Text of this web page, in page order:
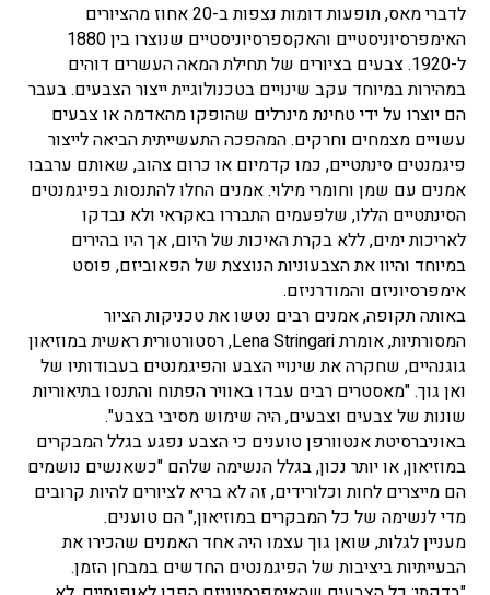
לדברי מאס, תופעות דומות נצפות ב-20 אחוז מהציורים
האימפרסיוניסטיים והאקספרסיוניסטיים שנוצרו בין 1880
ל-1920. צבעים בציורים של תחילת המאה העשרים דוהים
במהירות במיוחד עקב שינויים בטכנולוגיית ייצור הצבעים. בעבר
הם יוצרו על ידי טחינת מינרלים שהופקו מהאדמה או צבעים
עשויים מצמחים וחרקים. המהפכה התעשייתית הביאה לייצור
פיגמנטים סינתטיים, כמו קדמיום או כרום צהוב, שאותם ערבבו
אמנים עם שמן וחומרי מילוי. אמנים החלו להתנסות בפיגמנטים
הסינתטיים הללו, שלפעמים התבררו באקראי ולא נבדקו
לאריכות ימים, ללא בקרת האיכות של היום, אך היו בהירים
במיוחד והיוו את הצבעוניות הנוצצת של הפאוביזם, פוסט
אימפרסיוניזם והמודרניזם.
באותה תקופה, אמנים רבים נטשו את טכניקות הציור
המסורתיות, אומרת Lena Stringari, רסטורטורית ראשית במוזיאון
גוגנהיים, שחקרה את שינויי הצבע והפיגמנטים בעבודותיו של
ואן גוך. "מאסטרים רבים עבדו באוויר הפתוח והתנסו בתיאוריות
שונות של צבעים וצבעים, היה שימוש מסיבי בצבע".
באוניברסיטת אנטוורפן טוענים כי הצבע נפגע בגלל המבקרים
במוזיאון, או יותר נכון, בגלל הנשימה שלהם "כשאנשים נושמים
הם מייצרים לחות וכלורידים, זה לא בריא לציורים להיות קרובים
מדי לנשימה של כל המבקרים במוזיאון," הם טוענים.
מעניין לגלות, שואן גוך עצמו היה אחד האמנים שהכירו את
הבעייתיות ביציבות של הפיגמנטים החדשים במבחן הזמן.